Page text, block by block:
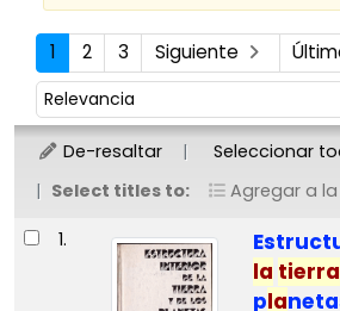
Ordenar
1 2 3 Siguiente
Ordenar por:
De-resaltar Seleccionar
Select titles to:
Agregar a
Resultados
1.
la tierra
pla